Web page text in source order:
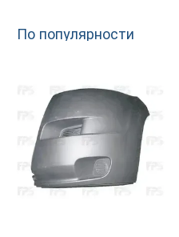
По популярности